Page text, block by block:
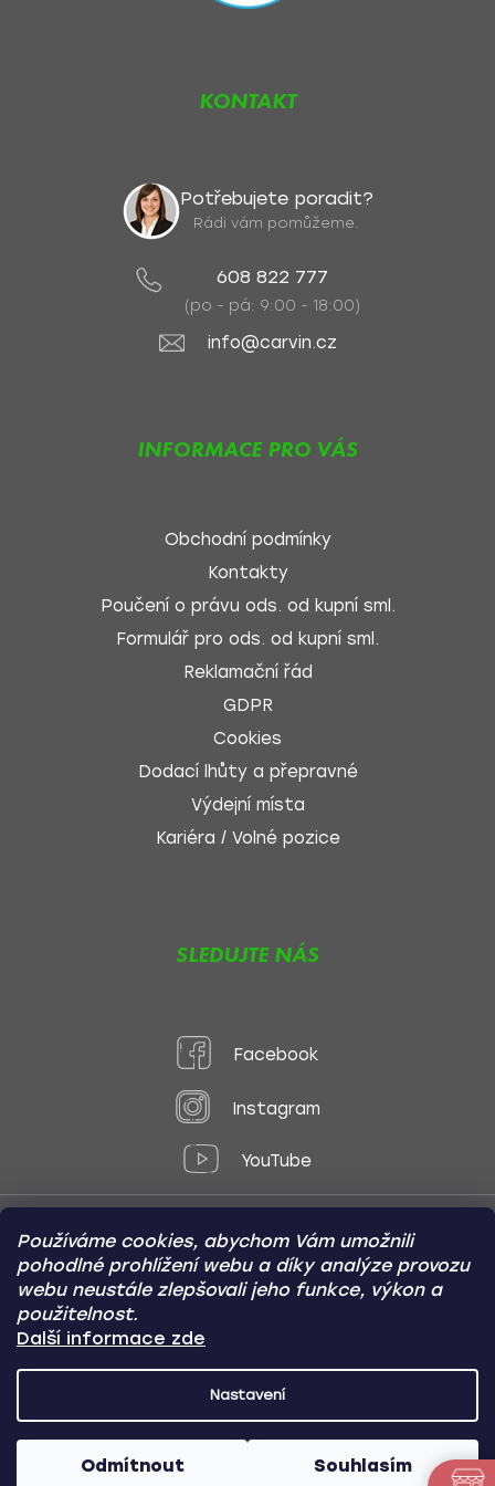
Používáme cookies, abychom Vám umožnili
pohodlné prohlížení webu a díky analýze provozu
webu neustále zlepšovali jeho funkce, výkon a
použitelnost.
Další informace zde
Nastavení
Odmítnout Souhlasím
KONTAKT
Potřebujete poradit?
Rádi vám pomůžeme.
608 822 777
(po - pá: 9:00 - 18:00)
info@carvin.cz
INFORMACE PRO VÁS
Obchodní podmínky
Kontakty
Poučení o právu ods. od kupní sml.
Formulář pro ods. od kupní sml.
Reklamační řád
GDPR
Cookies
Dodací lhůty a přepravné
Výdejní místa
Kariéra / Volné pozice
SLEDUJTE NÁS
Facebook
Instagram
YouTube
Způsoby platby:
Online
Převod
Dobírka
Copyright (c) 2012 -2026 CARVIN AUTODOPLŇKY- Všechna
Nakódoval Pavel Kuneš